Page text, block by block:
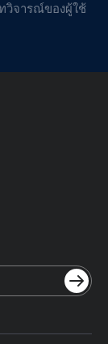
วิจารณ์ของผู้ใช้